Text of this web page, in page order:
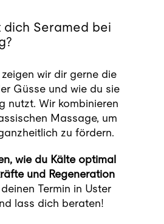
dich Seramed bei
wir dir gerne die
Güsse und wie du sie
nutzt. Wir kombinieren
Massage, um
zu fördern.
wie du Kälte optimal
und Regeneration
Termin in Uster
lass dich beraten!